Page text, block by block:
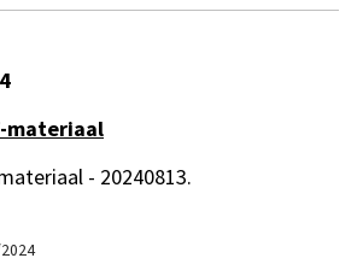
materiaal
- 20240813.